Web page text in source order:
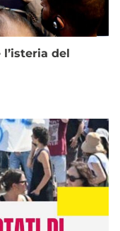
del